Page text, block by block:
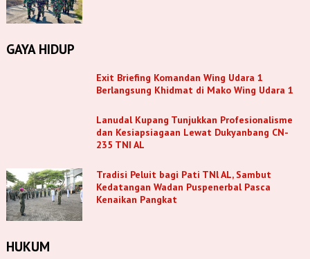
GAYA HIDUP
Exit Briefing Komandan Wing Udara 1
Berlangsung Khidmat di Mako Wing Udara 1
Lanudal Kupang Tunjukkan Profesionalisme
dan Kesiapsiagaan Lewat Dukyanbang CN-
235 TNI AL
Tradisi Peluit bagi Pati TNl AL, Sambut
Kedatangan Wadan Puspenerbal Pasca
Kenaikan Pangkat
HUKUM